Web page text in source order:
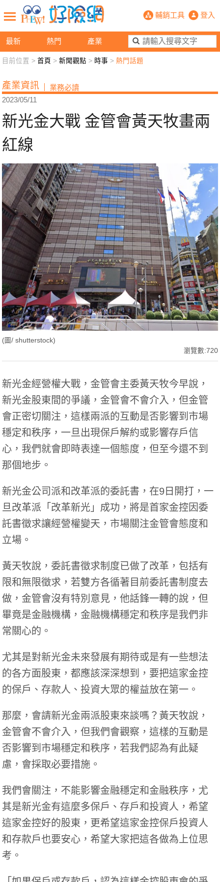
最新 熱門 產業
新光金大戰 金管會黃天牧畫兩紅
輔銷工具 登入
新聞觀點 業務交流 好險懂生活
退休先準備 好險學堂 輔銷工具 活動專區
目前位置 >首頁 >新聞觀點 > 時事 >熱門話題
產業資訊 業務必讀
2023/05/11
新光金大戰 金管會黃天牧畫兩
紅線
(圖/ shutterstock)
瀏覽數:720
新光金經營權大戰，金管會主委黃天牧今早說，
新光金股東間的爭議，金管會不會介入，但金管
會正密切關注，這樣兩派的互動是否影響到市場
穩定和秩序，一旦出現保戶解約或影響存戶信
心，我們就會即時表達一個態度，但至今還不到
那個地步。
新光金公司派和改革派的委託書，在9日開打，一
旦改革派「改革新光」成功，將是首家金控因委
託書徵求讓經營權變天，市場關注金管會態度和
立場。
黃天牧說，委託書徵求制度已做了改革，包括有
限和無限徵求，若雙方各循著目前委託書制度去
做，金管會沒有特別意見，他話鋒一轉的說，但
畢竟是金融機構，金融機構穩定和秩序是我們非
常關心的。
尤其是對新光金未來發展有期待或是有一些想法
的各方面股東，都應該深深想到，要把這家金控
的保戶、存款人、投資大眾的權益放在第一。
那麼，會請新光金兩派股東來談嗎？黃天牧說，
金管會不會介入，但我們會觀察，這樣的互動是
否影響到市場穩定和秩序，若我們認為有此疑
慮，會採取必要措施。
我們會關注，不能影響金融穩定和金融秩序，尤
其是新光金有這麼多保戶、存戶和投資人，希望
這家金控好的股東，更希望這家金控保戶投資人
和存款戶也要安心，希望大家把這各做為上位思
考。